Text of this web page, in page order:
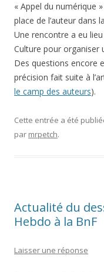
« Appel du numérique
place de l’auteur dans
Une rencontre a eu
Culture pour organiser
Des questions encore
précision fait suite à
le camp des auteurs).
Cette entrée a été
par mrpetch.
Actualité du
Hebdo à la BnF
Laisser une réponse